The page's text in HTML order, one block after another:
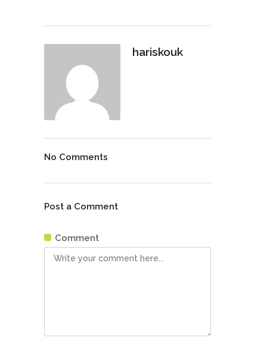
hariskouk
No Comments
Post a Comment
Comment